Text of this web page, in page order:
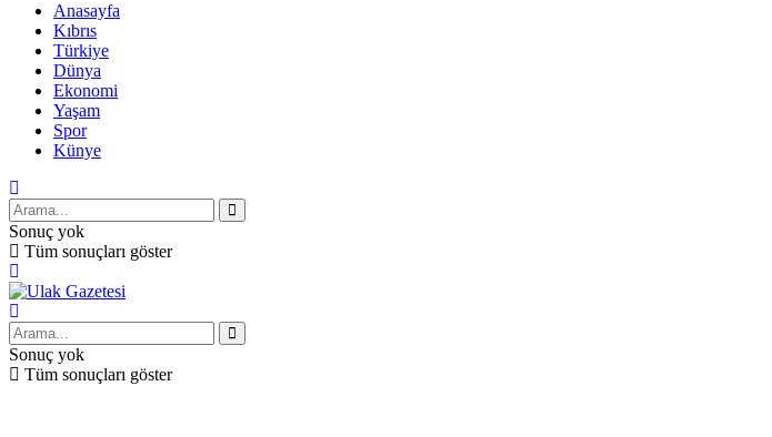
Anasayfa
Kıbrıs
Türkiye
Dünya
Ekonomi
Yaşam
Spor
Künye
Sonuç yok
Tüm sonuçları göster
Sonuç yok
Tüm sonuçları göster